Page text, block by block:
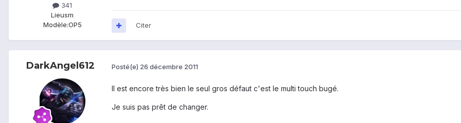
341
Lieusm
Modèle:OP5 Citer
DarkAngel612 Posté(e) 26 décembre 2011
Il est encore très bien le seul gros défaut c'est le multi touch bugé.
Je suis pas prêt de changer.